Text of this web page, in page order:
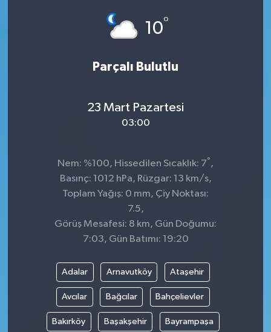
10°
Parçalı Bulutlu
23 Mart Pazartesi
03:00
Nem: %100, Hissedilen Sıcaklık: 7° ,
Basınç: 1012 hPa, Rüzgar: 13 km/s,
Toplam Yağış: 0 mm, Çiy Noktası:
7.5,
Görüş Mesafesi: 8 km, Gün Doğumu:
7:03, Gün Batımı: 19:20
Adalar Arnavutköy Ataşehir
Avcılar Bağcılar Bahçelievler
Bakırköy Başakşehir Bayrampaşa